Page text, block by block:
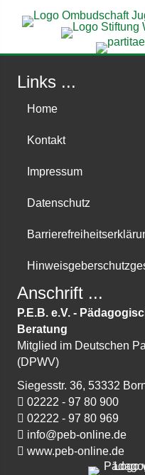
Links ...
Home
Kontakt
Impressum
Datenschutz
Anschrift ...
P.E.B. e.V. -
Beratung
Mitglied im Deutschen
(DPWV)
Siegesstr. 36, 53332
02222 - 97 80 900
02222 - 97 80 969
info@peb-online.de
www.peb-online.de